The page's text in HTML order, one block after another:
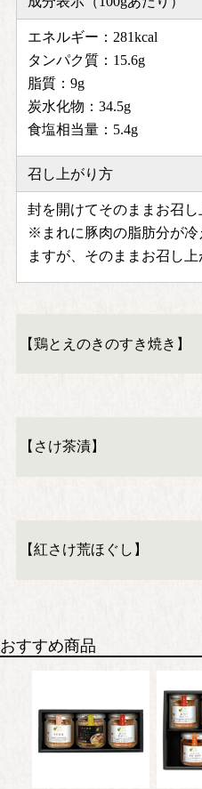
エネルギー：281kcal
タンパク質：15.6g
脂質：9g
炭水化物：34.5g
食塩相当量：5.4g
召し上がり方
封を開けてそのままお召し
※まれに豚肉の脂肪分が冷
ますが、そのままお召し上
【鶏とえのきのすき焼き】
【さけ茶漬】
【紅さけ荒ほぐし】
おすすめ商品